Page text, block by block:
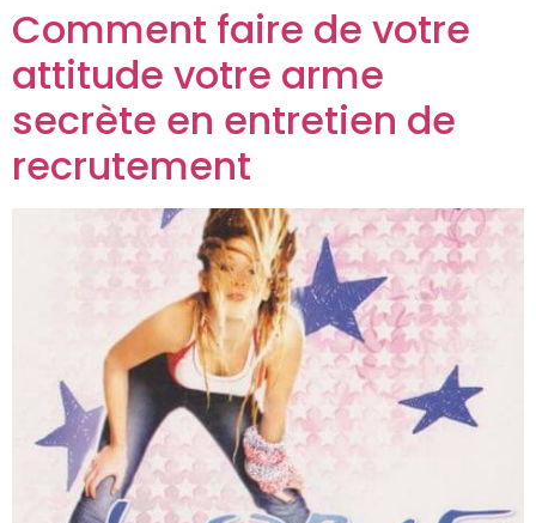
Comment faire de votre
attitude votre arme
secrète en entretien de
recrutement